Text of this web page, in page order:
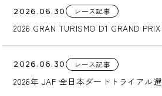
2026.06.30 レース記事
2026 GRAN TURISMO D1 GRAND
2026.06.30 レース記事
2026年 JAF 全日本ダートトライアル